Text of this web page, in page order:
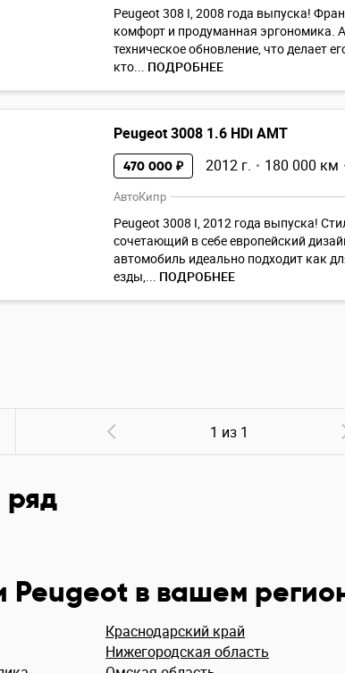
Peugeot 308 I, 2008 года выпуска!
комфорт и продуманная эргономика.
техническое обновление, что делает
кто... ПОДРОБНЕЕ
Peugeot 3008 1.6 HDi AMT
470 000 ₽ 2012 г. 180 000 км
АвтоКипр
Peugeot 3008 I, 2012 года выпуска!
сочетающий в себе европейский
автомобиль идеально подходит как
езды,... ПОДРОБНЕЕ
1 из 1
Peugeot в вашем
Краснодарский край
Нижегородская область